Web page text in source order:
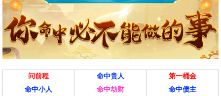
问前程 命中贵人
第一桶金
命中小人
命中劫财
命中债主